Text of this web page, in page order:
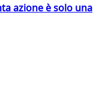
azione è solo una